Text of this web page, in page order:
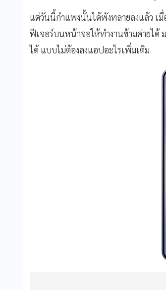
แต่วันนี้กำแพงนั้นได้พังทลายลงแล้ว เมื่
ฟีเจอร์บนหน้าจอให้ทำงานข้ามค่ายได้
ได้ แบบไม่ต้องลงแอปอะไรเพิ่มเติม